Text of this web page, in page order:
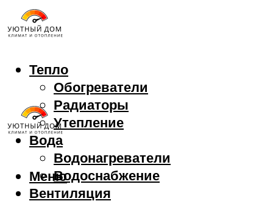
Тепло
Обогреватели
Радиаторы
Утепление
Вода
Водонагреватели
Водоснабжение
Вентиляция
Меню